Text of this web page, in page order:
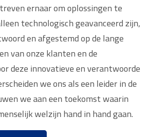
ernaar om oplossingen te
technologisch geavanceerd zijn,
en afgestemd op de lange
van onze klanten en de
deze innovatieve en verantwoorde
we ons als een leider in de
we aan een toekomst waarin
welzijn hand in hand gaan.